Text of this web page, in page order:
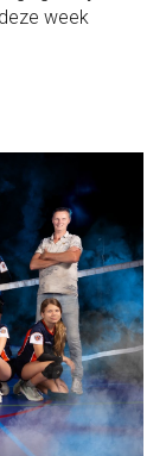
week